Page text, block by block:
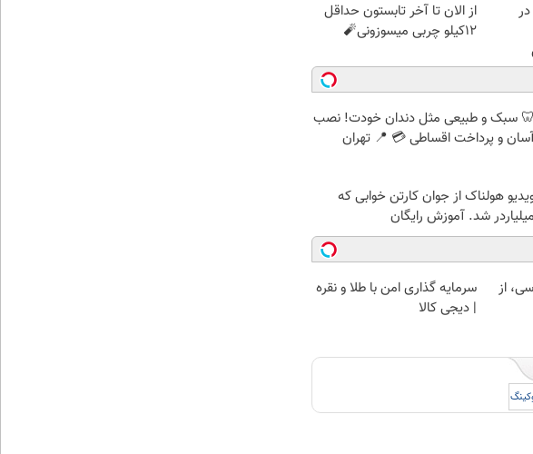
در
از الان تا آخر تابستون حداقل
12کیلو چربی میسوزونی🧨
🦷 سبک و طبیعی مثل دندان خودت! نصب
و پرداخت اقساطی 💳 📍 تهران
هولناک از جوان کارتن خوابی که
میلیاردر شد. آموزش رایگان
از
سرمایه گذاری امن با طلا و نقره
| دیجی کالا